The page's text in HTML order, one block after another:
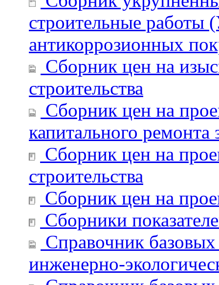
строительные
антикоррозионных
Сборник цен на
строительства
Сборник цен на
капитального
Сборник цен на
строительства
Сборник цен на
Сборники
Справочник
инженерно-